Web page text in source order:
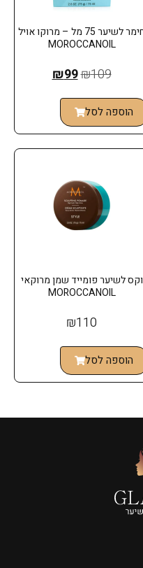
חימר לשיער 75 מל – מרוקו אויל
MOROCCANOIL
₪109
₪99
הוספה לסל
וקס לשיער פומייד שמן מרוקאי
MOROCCANOIL
₪110
הוספה לסל